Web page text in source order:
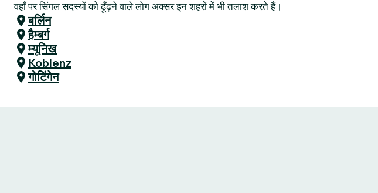
वहाँ पर सिंगल सदस्यों को ढूँढ़ने वाले लोग अक्सर इन शहरों में भी तलाश करते हैं।
बर्लिन
हैम्बर्ग
म्यूनिख
Koblenz
गोटिंगेन